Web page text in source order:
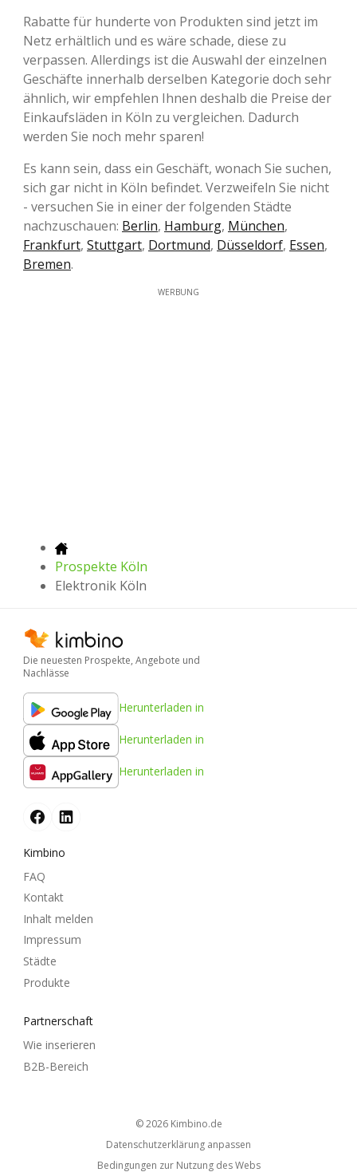
Rabatte für hunderte von Produkten sind jetzt im
Netz erhältlich und es wäre schade, diese zu
verpassen. Allerdings ist die Auswahl der einzelnen
Geschäfte innerhalb derselben Kategorie doch sehr
ähnlich, wir empfehlen Ihnen deshalb die Preise der
Einkaufsläden in Köln zu vergleichen. Dadurch
werden Sie noch mehr sparen!
Es kann sein, dass ein Geschäft, wonach Sie suchen,
sich gar nicht in Köln befindet. Verzweifeln Sie nicht
- versuchen Sie in einer der folgenden Städte
nachzuschauen: Berlin, Hamburg, München,
Frankfurt, Stuttgart, Dortmund, Düsseldorf, Essen,
Bremen.
WERBUNG
Prospekte Köln
Elektronik Köln
Die neuesten Prospekte, Angebote und
Nachlässe
Herunterladen in
Herunterladen in
Herunterladen in
Kimbino
FAQ
Kontakt
Inhalt melden
Impressum
Städte
Produkte
Partnerschaft
Wie inserieren
B2B-Bereich
© 2026 kimbino.de
Datenschutzerklärung anpassen
Bedingungen zur Nutzung des Webs